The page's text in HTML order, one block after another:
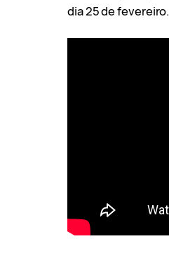
dia 25 de fevereiro.